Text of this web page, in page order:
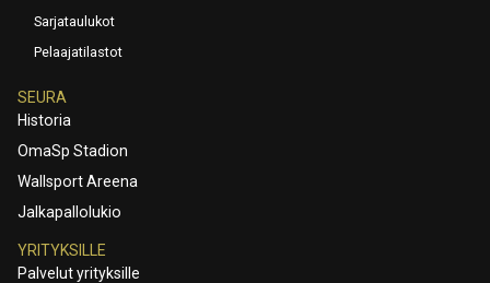
Sarjataulukot
Pelaajatilastot
SEURA
Historia
OmaSp Stadion
Wallsport Areena
Jalkapallolukio
YRITYKSILLE
Palvelut yrityksille